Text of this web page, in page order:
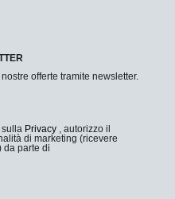
offerte tramite newsletter.
sulla Privacy , autorizzo il
di marketing (ricevere
da parte di